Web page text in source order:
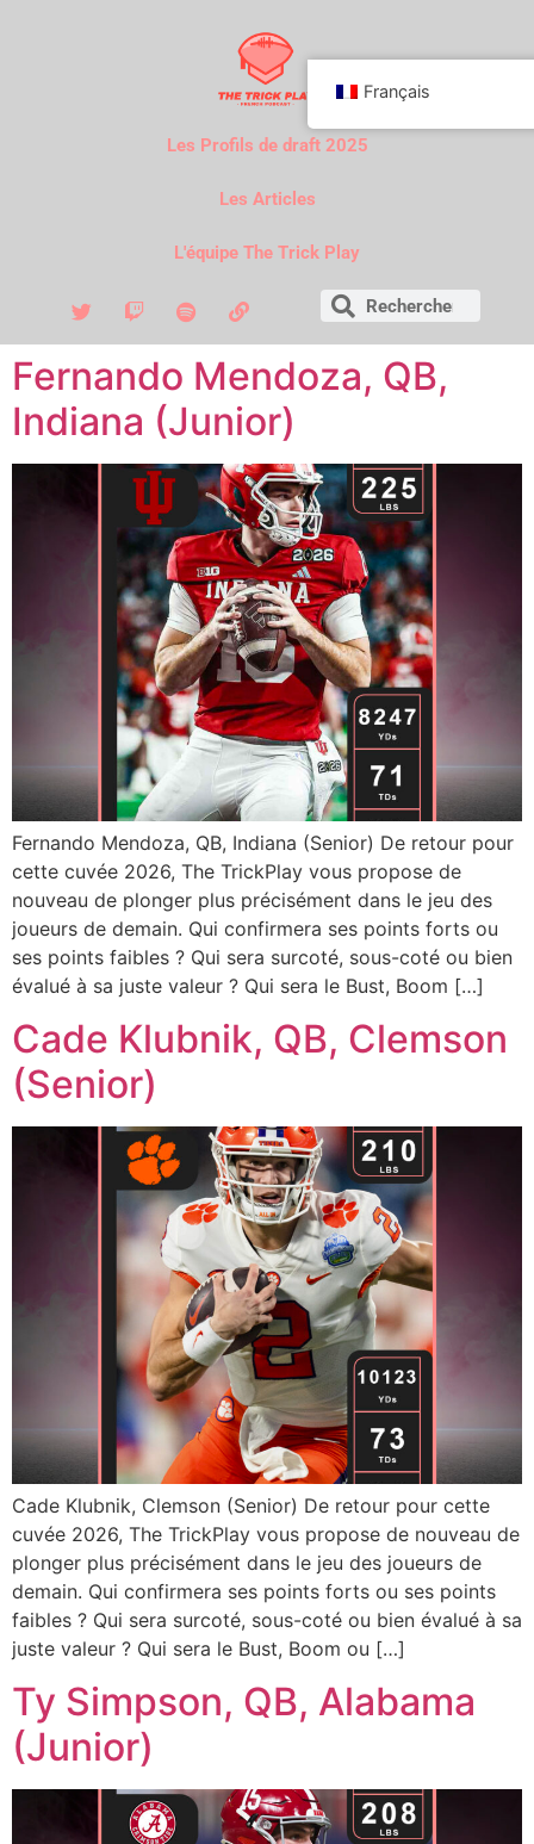
Les Profils de draft 2025
Les Articles
L'équipe The Trick Play
Fernando Mendoza, QB,
Indiana (Junior)
Fernando Mendoza, QB, Indiana (Senior) De retour pour
cette cuvée 2026, The TrickPlay vous propose de
nouveau de plonger plus précisément dans le jeu des
joueurs de demain. Qui confirmera ses points forts ou
ses points faibles ? Qui sera surcoté, sous-coté ou bien
évalué à sa juste valeur ? Qui sera le Bust, Boom […]
Cade Klubnik, QB, Clemson
(Senior)
Cade Klubnik, Clemson (Senior) De retour pour cette
cuvée 2026, The TrickPlay vous propose de nouveau de
plonger plus précisément dans le jeu des joueurs de
demain. Qui confirmera ses points forts ou ses points
faibles ? Qui sera surcoté, sous-coté ou bien évalué à sa
juste valeur ? Qui sera le Bust, Boom ou […]
Ty Simpson, QB, Alabama
(Junior)
Français